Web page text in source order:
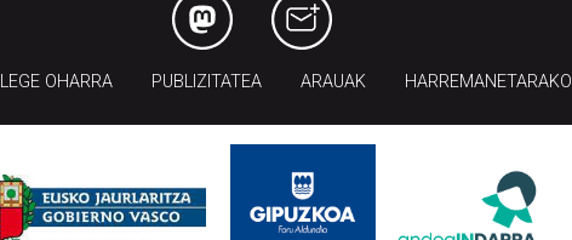
LEGE OHARRA PUBLIZITATEA ARAUAK HARREMANETARAKO